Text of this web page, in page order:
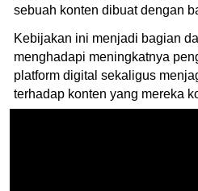
sebuah konten dibuat dengan
Kebijakan ini menjadi bagian
menghadapi meningkatnya
platform digital sekaligus
terhadap konten yang mereka